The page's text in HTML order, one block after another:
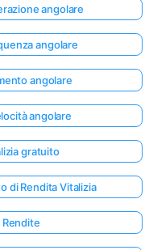
angolare
angolare
angolare
angolare
gratuito
di Rendita Vitalizia